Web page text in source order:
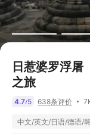
日惹婆罗浮屠
之旅
4.7/5 638条评价
中文/英文/日语/德语/